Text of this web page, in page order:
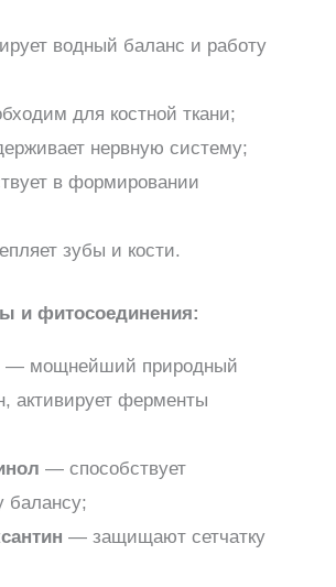
водный баланс и работу
для костной ткани;
нервную систему;
в формировании
зубы и кости.
и фитосоединения:
— мощнейший природный
активирует ферменты
— способствует
балансу;
— защищают сетчатку